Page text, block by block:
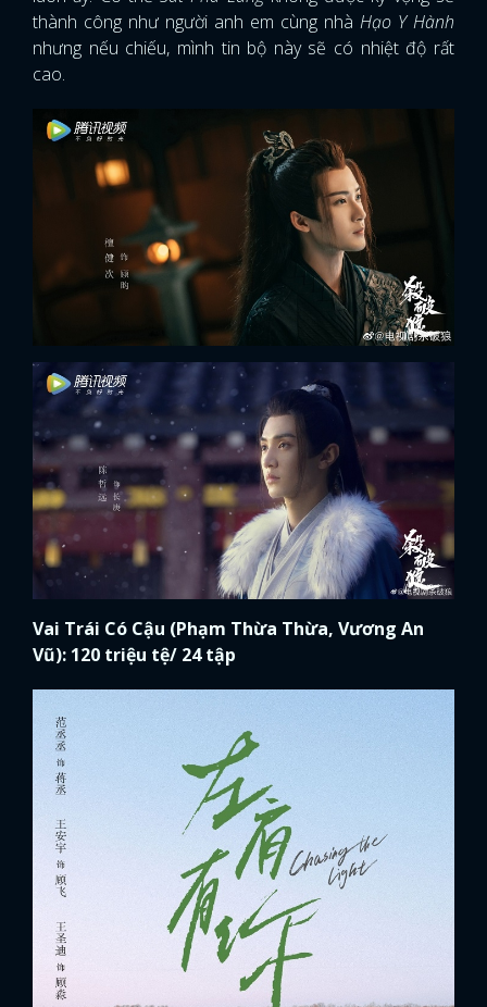
FACEBOOK GOOGLE
thành công như người anh em cùng nhà Hạo Y Hành
nhưng nếu chiếu, mình tin bộ này sẽ có nhiệt độ rất
cao.
Vai Trái Có Cậu (Phạm Thừa Thừa, Vương An
Vũ): 120 triệu tệ/ 24 tập